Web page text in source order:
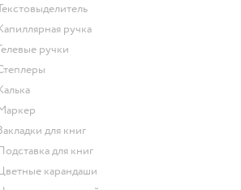
Текстовыделитель
Капиллярная ручка
Гелевые ручки
Степлеры
Калька
Маркер
Закладки для книг
Подставка для книг
Цветные карандаши